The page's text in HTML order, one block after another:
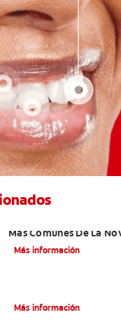
Más Comunes De La
Más información
Más información